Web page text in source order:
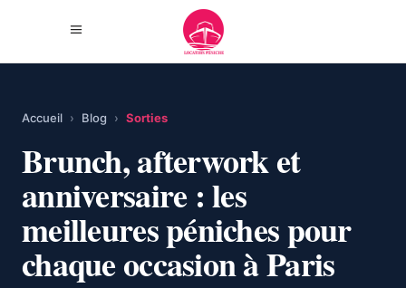
Accueil › Blog › Sorties
Brunch, afterwork et
anniversaire : les
meilleures péniches pour
chaque occasion à Paris